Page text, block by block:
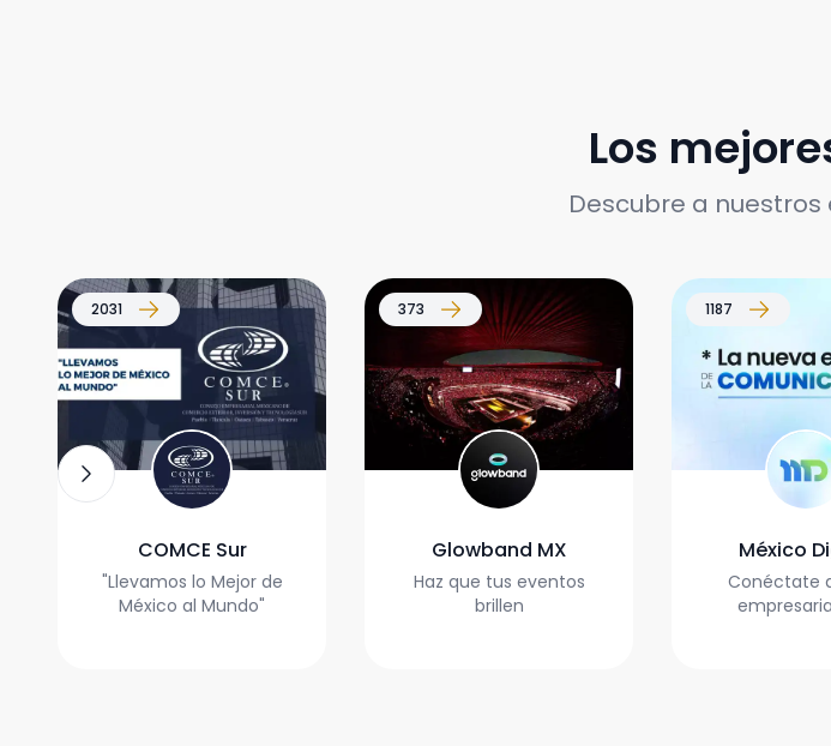
Los
Descubre a
2031
C
COMCE Sur
"Llevamos lo Mejor de
México al Mundo"
373
G
Glowband MX
Haz que tus eventos
brillen
1187
M
México
Conéctate